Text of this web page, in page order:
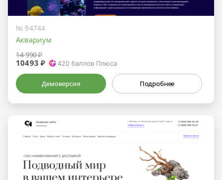
№ 94744
Аквариум
14 990 ₽
10493 ₽ 420 баллов Плюса
Демоверсия Подробнее